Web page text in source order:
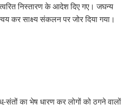
त्वरित निस्तारण के आदेश दिए गए। जघन्य
कर साक्ष्य संकलन पर जोर दिया गया।
का भेष धारण कर लोगों को ठगने वालों